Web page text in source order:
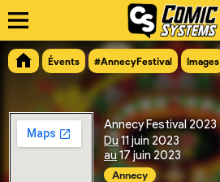
Évents #AnnecyFestival Images
Annecy Festival 2023
Du11 juin 2023
au17 juin 2023
Annecy